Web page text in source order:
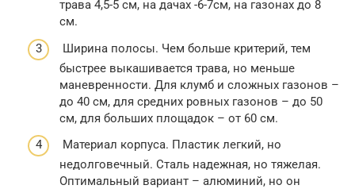
трава 4,5-5 см, на дачах -6-7см, на газонах до 8
см.
Ширина полосы. Чем больше критерий, тем
быстрее выкашивается трава, но меньше
маневренности. Для клумб и сложных газонов –
до 40 см, для средних ровных газонов – до 50
см, для больших площадок – от 60 см.
Материал корпуса. Пластик легкий, но
недолговечный. Сталь надежная, но тяжелая.
Оптимальный вариант – алюминий, но он